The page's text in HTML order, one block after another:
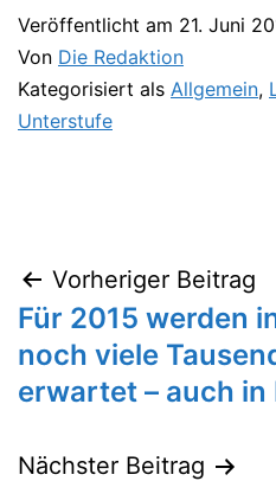
Veröffentlicht am 21. Juni
Von Die Redaktion
Kategorisiert als Allgemein,
Unterstufe
Vorheriger Beitrag
Für 2015 werden
noch viele
erwartet – auch
Nächster Beitrag